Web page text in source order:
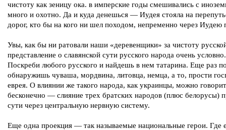
чистоту как зеницу ока. в имперские годы смешивались с
много и охотно. Да и куда денешься — Иудея стояла на
дорог, кто бы на кого ни шел походом, непременно через Иудею
Увы, как бы ни ратовали наши «деревенщики» за чистоту
представление о славянской сути русского народа очень условно.
Поскреби любого русского и найдешь в нем татарина. Еще раз
обнаружишь чуваша, мордвина, литовца, немца, а то, прости
еврея. О влиянии же такого народа, как украинцы, можно
бесконечно — слияние трех братских народов (плюс белорусы)
сути через центральную нервную систему.
Еще одна проекция — так называемые национальные герои. Где